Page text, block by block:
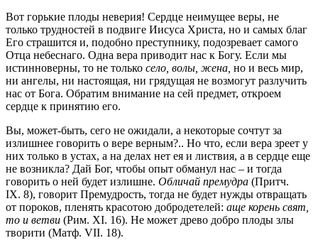
Вот горькие плоды неверия! Сердце неимущее веры, не
только трудностей в подвиге Иисуса Христа, но и самых благ
Его страшится и, подобно преступнику, подозревает самого
Отца небеснаго. Одна вера приводит нас к Богу. Если мы
истинноверны, то не только село, волы, жена, но и весь мир,
ни ангелы, ни настоящая, ни грядущая не возмогут разлучить
нас от Бога. Обратим внимание на сей предмет, откроем
сердце к принятию его.
Вы, может-быть, сего не ожидали, а некоторые сочтут за
излишнее говорить о вере верным?.. Но что, если вера зреет у
них только в устах, а на делах нет ея и листвия, а в сердце еще
не возникла? Дай Бог, чтобы опыт обманул нас – и тогда
говорить о ней будет излишне. Обличай премудра (Притч.
IX. 8), говорит Премудрость, тогда не будет нужды отвращать
от пороков, пленять красотою добродетелей: аще корень свят,
то и ветви (Рим. XI. 16). Не может древо добро плоды злы
творити (Матф. VII. 18).